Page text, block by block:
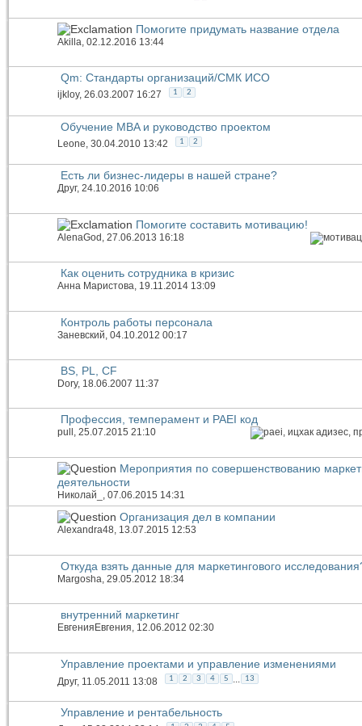
Помогите придумать название отдела
Akilla , 02.12.2016 13:44
Qm: Стандарты организаций/СМК ИСО
ijkloy, 26.03.2007 16:27 1 2
Обучение MBA и руководство проектом
Leone , 30.04.2010 13:42 1 2
Есть ли бизнес-лидеры в нашей стране?
Друг, 24.10.2016 10:06
Помогите составить мотивацию!
AlenaGod , 27.06.2013 16:18
Как оценить сотрудника в кризис
Анна Маристова, 19.11.2014 13:09
Контроль работы персонала
Заневский , 04.10.2012 00:17
BS, PL, CF
Dory, 18.06.2007 11:37
Профессия, темперамент и PAEI код
pull , 25.07.2015 21:10
Мероприятия по совершенствованию
деятельности
Николай_ , 07.06.2015 14:31
Организация дел в компании
Alexandra48, 13.07.2015 12:53
Откуда взять данные для маркетингового
Margosha, 29.05.2012 18:34
внутренний маркетинг
ЕвгенияЕвгения, 12.06.2012 02:30
Управление проектами и управление изменениями
Друг, 11.05.2011 13:08 1 2 3 4 5 ... 13
Управление и рентабельность